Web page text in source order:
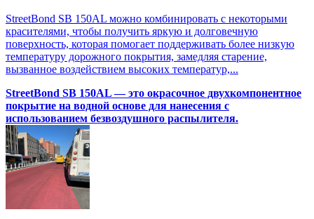
StreetBond SB 150AL можно комбинировать с некоторыми
красителями, чтобы получить яркую и долговечную
поверхность, которая помогает поддерживать более низкую
температуру дорожного покрытия, замедляя старение,
вызванное воздействием высоких температур,...
StreetBond SB 150AL — это окрасочное двухкомпонентное
покрытие на водной основе для нанесения с
использованием безвоздушного распылителя.